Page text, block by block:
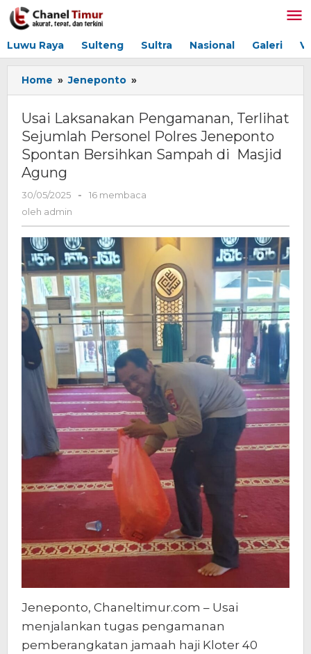
Lewati
ke
Luwu Raya Sulteng Sultra Nasional Galeri
Home » Jeneponto »
Laksanakan
Terlihat
Sejumlah
Personel
Spontan
Sampah
di
Masjid
Agung
Usai Laksanakan Pengamanan, Terlihat
Sejumlah Personel Polres Jeneponto
Spontan Bersihkan Sampah di Masjid
Agung
30/05/2025
oleh
-
16 membaca
oleh admin
Jeneponto, Chaneltimur.com – Usai
menjalankan tugas pengamanan
pemberangkatan jamaah haji Kloter 40